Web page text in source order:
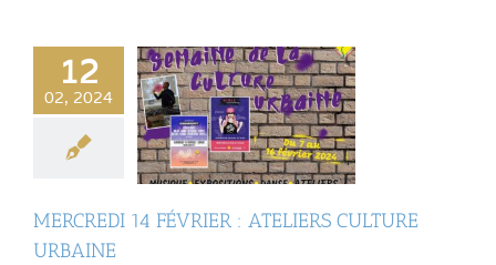
12
02, 2024
MERCREDI 14 FÉVRIER : ATELIERS CULTURE
URBAINE